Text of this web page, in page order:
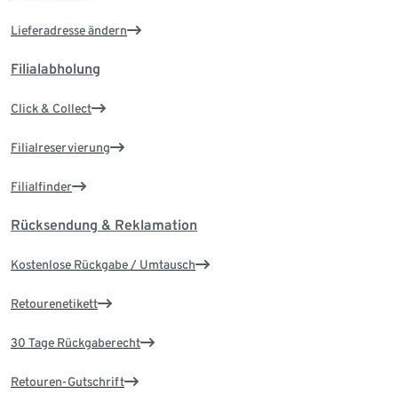
Lieferadresse ändern
Filialabholung
Click & Collect
Filialreservierung
Filialfinder
Rücksendung & Reklamation
Kostenlose Rückgabe / Umtausch
Retourenetikett
30 Tage Rückgaberecht
Retouren-Gutschrift